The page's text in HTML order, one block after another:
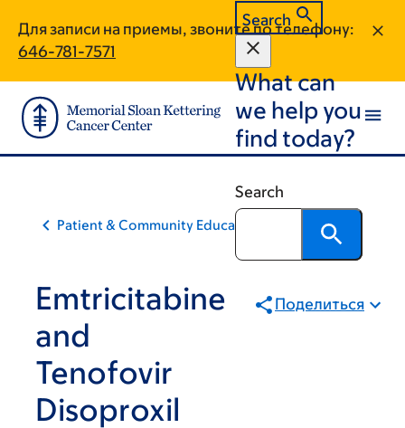
main
content
footer
Для записи на приемы, звоните по телефону:
646-781-7571
Search
What can
we help you
find today?
Search
Patient & Community Education
Emtricitabine
and
Tenofovir
Disoproxil
Поделиться